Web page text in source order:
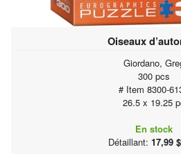
Oiseaux
Giordano,
300 pcs
# Item 8300-
26.5 x 19.25
En stock
Détaillant: 17,99